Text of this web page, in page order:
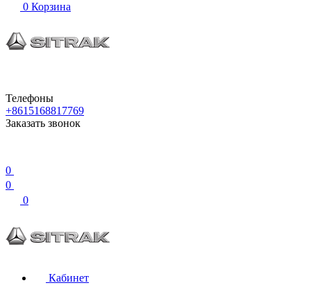
0 Корзина
Телефоны
+8615168817769
Заказать звонок
0
0
0
Кабинет